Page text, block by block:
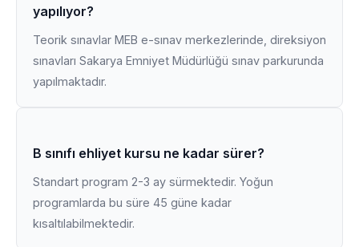
yapılıyor?
Teorik sınavlar MEB e-sınav merkezlerinde, direksiyon
sınavları Sakarya Emniyet Müdürlüğü sınav parkurunda
yapılmaktadır.
B sınıfı ehliyet kursu ne kadar sürer?
Standart program 2-3 ay sürmektedir. Yoğun
programlarda bu süre 45 güne kadar
kısaltılabilmektedir.